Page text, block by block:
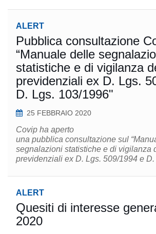
ALERT
Pubblica consultazione
“Manuale delle
statistiche e di vigilanza
previdenziali ex D. Lgs.
D. Lgs. 103/1996"
25 FEBBRAIO 2020
Covip ha aperto
una pubblica consultazione sul
segnalazioni statistiche e di vigilanza
previdenziali ex D. Lgs. 509/1994 e D.
ALERT
Quesiti di interesse
2020